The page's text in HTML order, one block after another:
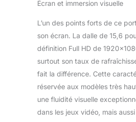
aux
Écran et immersion visuelle
L’un des points forts de ce
son écran. La dalle de 15,6
définition Full HD de
surtout son taux de
fait la différence. Cette
réservée aux modèles très
une fluidité visuelle
dans les jeux vidéo, mais